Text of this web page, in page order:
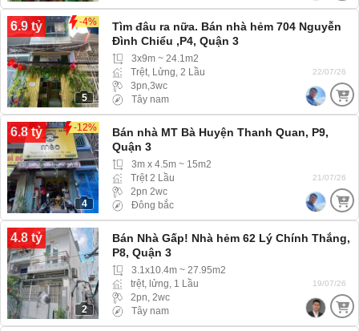
6.9 tỷ -4%
5
Tìm đâu ra nữa. Bán nhà hẻm 704 Nguyễn
Đình Chiểu ,P4, Quận 3
3x9m ~ 24.1m2
Trệt, Lửng, 2 Lầu
3pn,3wc
Tây nam
22/07/26
6.8 tỷ -12%
4
Bán nhà MT Bà Huyện Thanh Quan, P9,
Quận 3
3m x 4.5m ~ 15m2
Trệt 2 Lầu
2pn 2wc
Đông bắc
21/07/26
4.8 tỷ
2
Bán Nhà Gấp! Nhà hẻm 62 Lý Chính Thắng,
P8, Quận 3
3.1x10.4m ~ 27.95m2
trệt, lửng, 1 Lầu
2pn, 2wc
Tây nam
19/07/26